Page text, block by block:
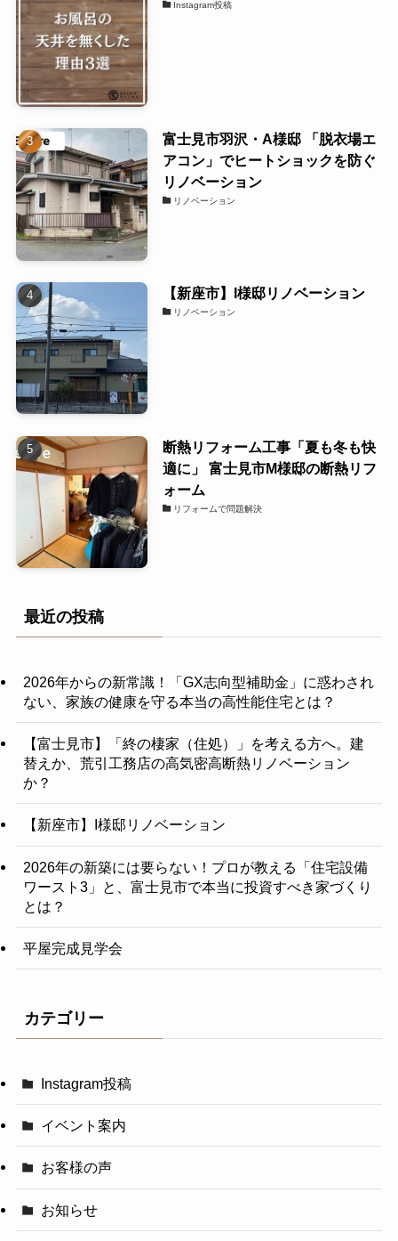
Instagram投稿
富士見市羽沢・A様邸 「脱衣場エ
アコン」でヒートショックを防ぐ
リノベーション
リノベーション
【新座市】I様邸リノベーション
リノベーション
断熱リフォーム工事「夏も冬も快
適に」 富士見市M様邸の断熱リフ
ォーム
リフォームで問題解決
最近の投稿
2026年からの新常識！「GX志向型補助金」に惑わされ
ない、家族の健康を守る本当の高性能住宅とは？
【富士見市】「終の棲家（住処）」を考える方へ。建
替えか、荒引工務店の高気密高断熱リノベーション
か？
【新座市】I様邸リノベーション
2026年の新築には要らない！プロが教える「住宅設備
ワースト3」と、富士見市で本当に投資すべき家づくり
とは？
平屋完成見学会
カテゴリー
Instagram投稿
イベント案内
お客様の声
お知らせ